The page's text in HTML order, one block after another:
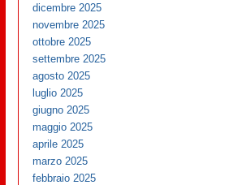
dicembre 2025
novembre 2025
ottobre 2025
settembre 2025
agosto 2025
luglio 2025
giugno 2025
maggio 2025
aprile 2025
marzo 2025
febbraio 2025